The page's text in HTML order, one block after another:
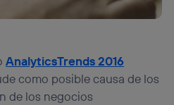
AnalyticsTrends 2016
como posible causa de los
de los negocios